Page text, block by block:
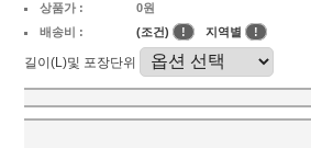
상품가 :
0원
배송비 :
(조건) ! 지역별 !
길이(L)및 포장단위